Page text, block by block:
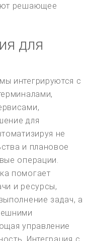
решающее
для
интегрируются с
для
не
и плановое
операции.
помогает
и ресурсы,
задач, а
управление
Интеграция с